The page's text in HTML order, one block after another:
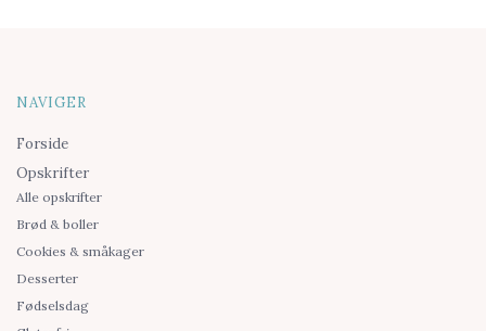
NAVIGER
Forside
Opskrifter
Alle opskrifter
Brød & boller
Cookies & småkager
Desserter
Fødselsdag